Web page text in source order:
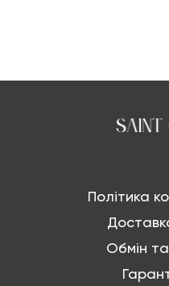
Політика
Обмін